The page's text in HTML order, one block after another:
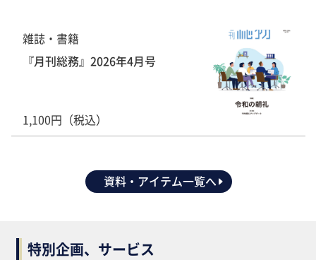
雑誌・書籍
『月刊総務』2026年4月号
1,100円（税込）
資料・アイテム一覧へ
特別企画、サービス